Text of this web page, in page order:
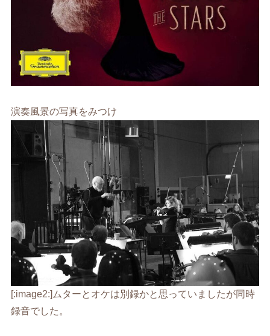
演奏風景の写真をみつけ
[:image2:]ムターとオケは別録かと思っていましたが同時
録音でした。